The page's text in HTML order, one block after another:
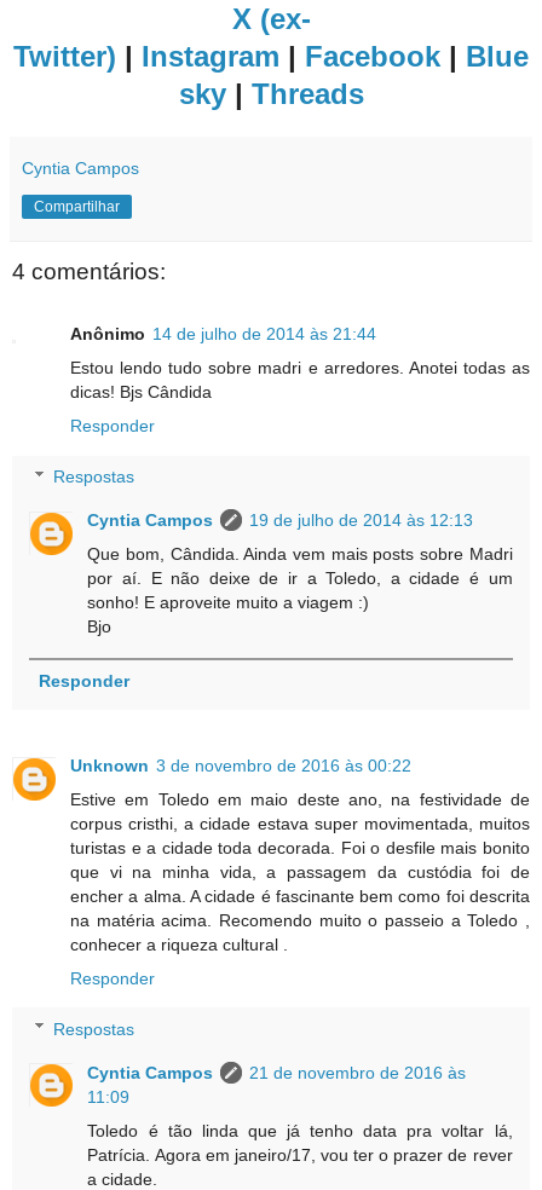
X (ex-
Twitter) | Instagram | Facebook | Blue
sky| Threads
Cyntia Campos
Compartilhar
4 comentários:
Anônimo 14 de julho de 2014 às 21:44
Estou lendo tudo sobre madri e arredores. Anotei todas as
dicas! Bjs Cândida
Responder
Respostas
Cyntia Campos
19 de julho de 2014 às 12:13
Que bom, Cândida. Ainda vem mais posts sobre Madri
por aí. E não deixe de ir a Toledo, a cidade é um
sonho! E aproveite muito a viagem :)
Bjo
Responder
Unknown 3 de novembro de 2016 às 00:22
Estive em Toledo em maio deste ano, na festividade de
corpus cristhi, a cidade estava super movimentada, muitos
turistas e a cidade toda decorada. Foi o desfile mais bonito
que vi na minha vida, a passagem da custódia foi de
encher a alma. A cidade é fascinante bem como foi descrita
na matéria acima. Recomendo muito o passeio a Toledo ,
conhecer a riqueza cultural .
Responder
Respostas
Cyntia Campos
21 de novembro de 2016 às
11:09
Toledo é tão linda que já tenho data pra voltar lá,
Patrícia. Agora em janeiro/17, vou ter o prazer de rever
a cidade.